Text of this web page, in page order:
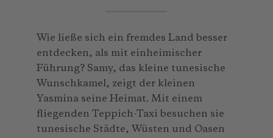
Wie ließe sich ein fremdes Land besser
entdecken, als mit einheimischer
Führung? Samy, das kleine tunesische
Wunschkamel, zeigt der kleinen
Yasmina seine Heimat. Mit einem
fliegenden Teppich-Taxi besuchen sie
tunesische Städte, Wüsten und Oasen